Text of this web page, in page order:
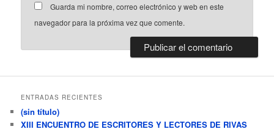
Guarda mi nombre, correo electrónico y web en este
navegador para la próxima vez que comente.
ENTRADAS RECIENTES
(sin título)
XIII ENCUENTRO DE ESCRITORES Y LECTORES DE RIVAS